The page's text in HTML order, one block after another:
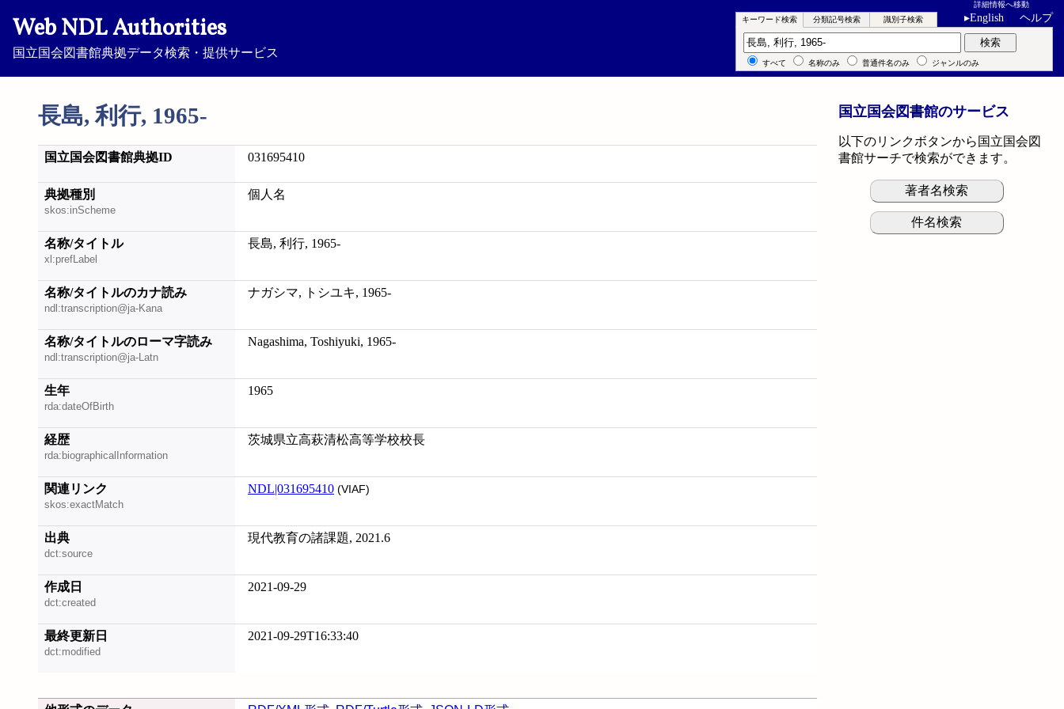
Web NDL Authorities
国立国会図書館典拠データ検索・提供サービス
詳細情報へ移動
▸English ヘルプ
長島, 利行, 1965-
キーワード検索 分類記号検索 識別子検索
キーワード検索 検索
すべて 名称のみ 普通件名のみ ジャンルのみ
国立国会図書館典拠ID 031695410
典拠種別
skos:inScheme
個人名
名称/タイトル
xl:prefLabel
長島, 利行, 1965-
名称/タイトルのカナ読み
ndl:transcription@ja-Kana
ナガシマ, トシユキ, 1965-
名称/タイトルのローマ字読み
ndl:transcription@ja-Latn
Nagashima, Toshiyuki, 1965-
生年
rda:dateOfBirth
1965
経歴
rda:biographicalInformation
茨城県立高萩清松高等学校校長
関連リンク
skos:exactMatch
NDL|031695410 (VIAF)
出典
dct:source
現代教育の諸課題, 2021.6
作成日
dct:created
2021-09-29
最終更新日
dct:modified
2021-09-29T16:33:40
国立国会図書館のサービス
以下のリンクボタンから国立国会図
書館サーチで検索ができます。
著者名検索
件名検索